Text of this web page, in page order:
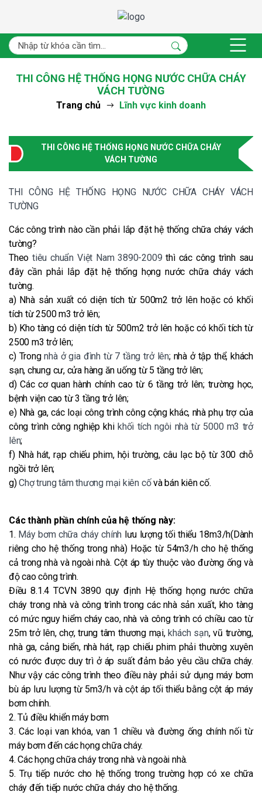
THI CÔNG HỆ THỐNG HỌNG NƯỚC CHỮA CHÁY
VÁCH TƯỜNG
Trang chủ Lĩnh vực kinh doanh
THI CÔNG HỆ THỐNG HỌNG NƯỚC CHỮA CHÁY
VÁCH TƯỜNG
THI CÔNG HỆ THỐNG HỌNG NƯỚC CHỮA CHÁY VÁCH
TƯỜNG
Các công trình nào cần phải lắp đặt hệ thống chữa cháy vách
tường?
Theotiêu chuẩn Việt Nam 3890-2009 thì các công trình sau
đây cần phải lắp đặt hệ thống họng nước chữa cháy vách
tường.
a) Nhà sản xuất có diện tích từ 500m2 trở lên hoặc có khối
tích từ 2500 m3 trở lên;
b) Kho tàng có diện tích từ 500m2 trở lên hoặc có khối tích từ
2500 m3 trở lên;
c) Trongnhà ở gia đình từ 7 tầng trở lên; nhà ở tập thể, khách
sạn, chung cư, cửa hàng ăn uống từ 5 tầng trở lên;
d) Các cơ quan hành chính cao từ 6 tầng trở lên; trường học,
bệnh viện cao từ 3 tầng trở lên;
e) Nhà ga, các loại công trình công cộng khác, nhà phụ trợ của
công trình công nghiệp khikhối tích ngôi nhà từ 5000 m3 trở
lên;
f) Nhà hát, rạp chiếu phim, hội trường, câu lạc bộ từ 300 chỗ
ngồi trở lên;
g)Chợ trung tâm thương mại kiên cốvà bán kiên cố.
Các thành phần chính của hệ thống này:
1. Máy bơm chữa cháy chính lưu lượng tối thiểu 18m3/h(Dành
riêng cho hệ thống trong nhà) Hoặc từ 54m3/h cho hệ thống
cả trong nhà và ngoài nhà. Cột áp tùy thuộc vào đường ống và
độ cao công trình.
Điều 8.1.4 TCVN 3890 quy định Hệ thống họng nước chữa
cháy trong nhà và công trình trong các nhà sản xuất, kho tàng
có mức nguy hiểm cháy cao, nhà và công trình có chiều cao từ
25m trở lên, chợ, trung tâm thương mại,khách sạn, vũ trường,
nhà ga, cảng biển, nhà hát, rạp chiếu phim phải thường xuyên
có nước được duy trì ở áp suất đảm bảo yêu cầu chữa cháy.
Như vậy các công trình theo điều này phải sử dụng máy bơm
bù áp lưu lượng từ 5m3/h và cột áp tối thiểu bằng cột áp máy
bơm chính.
2. Tủ điều khiển máy bơm
3. Các loại van khóa, van 1 chiều và đường ống chính nối từ
máy bơm đến các họng chữa cháy.
4. Các họng chữa cháy trong nhà và ngoài nhà.
5. Trụ tiếp nước cho hệ thống trong trường hợp có xe chữa
cháy đến tiếp nước chữa cháy cho hệ thống.